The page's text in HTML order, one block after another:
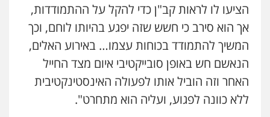
הציעו לו לראות קב"ן כדי להקל על ההתמודדות,
אך הוא סירב כי חשש שזה יפגע בהיותו לוחם, וכך
המשיך להתמודד בכוחות עצמו… באירוע האלים,
הנאשם חש באופן סובייקטיבי איום מצד החייל
האחר וזה הוביל אותו לפעולה האינסטינקטיבית
ללא כוונה לפגוע, ועליה הוא מתחרט".